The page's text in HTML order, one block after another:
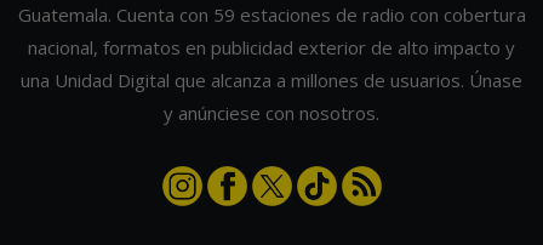
Guatemala. Cuenta con 59 estaciones de radio con cobertura
nacional, formatos en publicidad exterior de alto impacto y
una Unidad Digital que alcanza a millones de usuarios. Únase
y anúnciese con nosotros.